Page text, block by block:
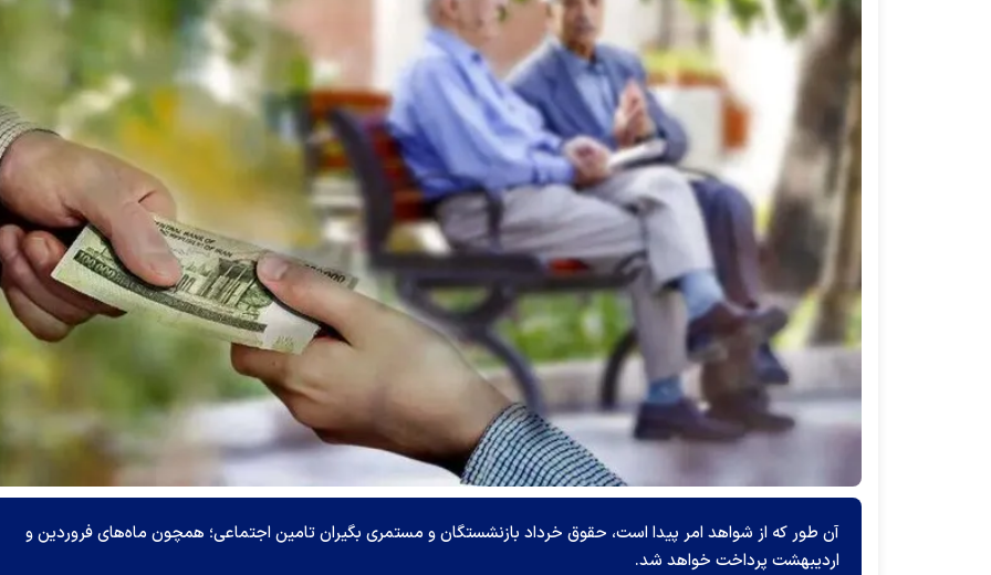
آن طور که از شواهد امر پیدا است، حقوق خرداد بازنشستگان و مستمری بگیران تامین اجتماعی؛ همچون ماه‌های فروردین و
اردیبهشت پرداخت خواهد شد.